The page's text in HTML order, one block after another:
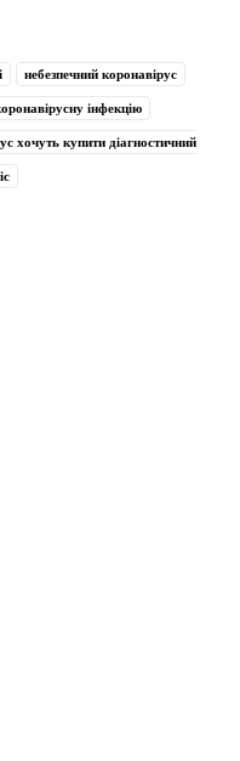
небезпечний коронавірус
інфекцію
хочуть купити діагностичний